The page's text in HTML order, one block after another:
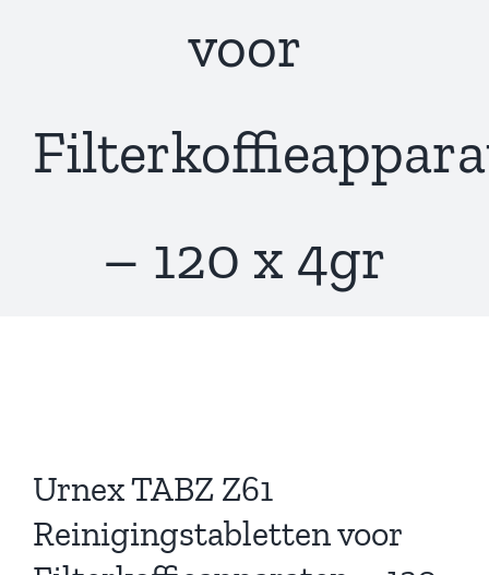
voor
– 120 x 4gr
Urnex TABZ Z61
Reinigingstabletten voor